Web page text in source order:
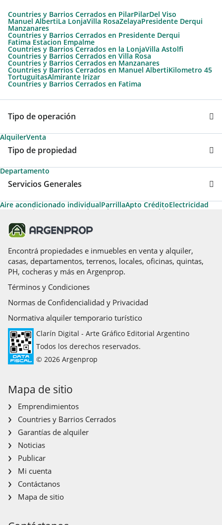
Countries y Barrios Cerrados en PilarPilarDel Viso
Manuel AlbertiLa LonjaVilla RosaZelayaPresidente Derqui
Manzanares
Countries y Barrios Cerrados en Presidente Derqui
Fatima Estacion Empalme
Countries y Barrios Cerrados en la LonjaVilla Astolfi
Countries y Barrios Cerrados en Villa Rosa
Countries y Barrios Cerrados en Manzanares
Countries y Barrios Cerrados en Manuel AlbertiKilometro 45
TortuguitasAlmirante Irizar
Countries y Barrios Cerrados en Fatima
Tipo de operación
AlquilerVenta
Tipo de propiedad
Departamento
Servicios Generales
Aire acondicionado individualParrillaApto CréditoElectricidad
Agua corriente Gas natural Permite Mascotas Cable
GimnasioTermotanqueAgua caliente
Encontrá propiedades e inmuebles en venta y alquiler,
casas, departamentos, terrenos, locales, oficinas, quintas,
PH, cocheras y más en Argenprop.
Términos y Condiciones
Normas de Confidencialidad y Privacidad
Normativa alquiler temporario turístico
Clarín Digital - Arte Gráfico Editorial Argentino
Todos los derechos reservados.
© 2026 Argenprop
Mapa de sitio
Emprendimientos
Countries y Barrios Cerrados
Garantías de alquiler
Noticias
Publicar
Mi cuenta
Contáctanos
Mapa de sitio